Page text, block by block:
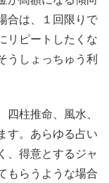
合は、１回限りで
リピートしたくな
うしょっちゅう利
柱推命、風水、
す。あらゆる占い
、得意とするジャ
もらうような場合